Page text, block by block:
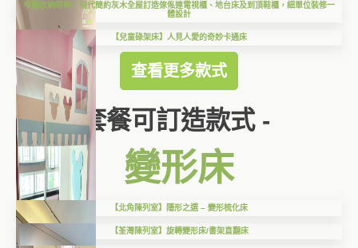
窄廳收納唔夠？現代簡約灰木全屋訂造傢俬連電視櫃、地台床及到頂鞋櫃，細單位裝修一
體設計
【兒童碌架床】人見人愛的奇妙卡通床
查看更多款式
套餐可訂造款式 -
變形床
【北角陳列室】隱形之選 – 變形梳化床
【荃灣陳列室】旋轉變形床/書架直翻床